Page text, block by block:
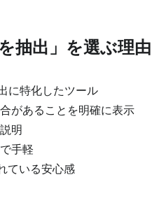
抽出」を選ぶ理由
に特化したツール
があることを明確に表示
明
手軽
ている安心感